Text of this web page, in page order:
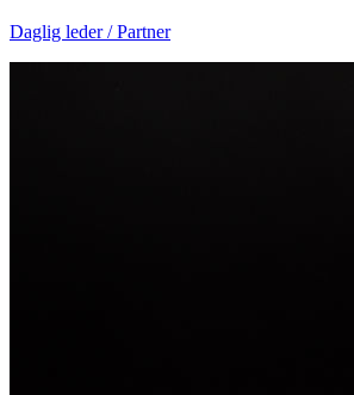
Daglig leder / Partner